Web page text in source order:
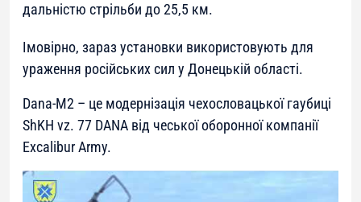
дальністю стрільби до 25,5 км.
Імовірно, зараз установки використовують для
ураження російських сил у Донецькій області.
Dana-M2 – це модернізація чехословацької гаубиці
ShKH vz. 77 DANA від чеської оборонної компанії
Excalibur Army.